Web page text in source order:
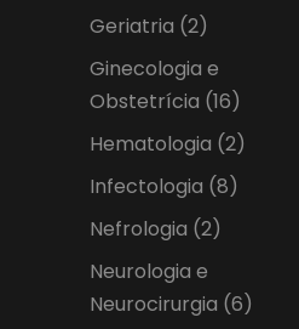
Geriatria (2)
Ginecologia e
Obstetrícia (16)
Hematologia (2)
Infectologia (8)
Nefrologia (2)
Neurologia e
Neurocirurgia (6)